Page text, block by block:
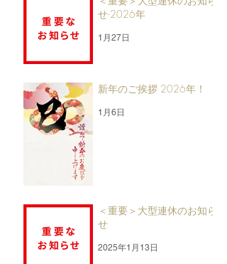
せ-2026年
1月27日
新年のご挨拶 2026年！
1月6日
＜重要＞大型連休のお知ら
せ
2025年1月13日